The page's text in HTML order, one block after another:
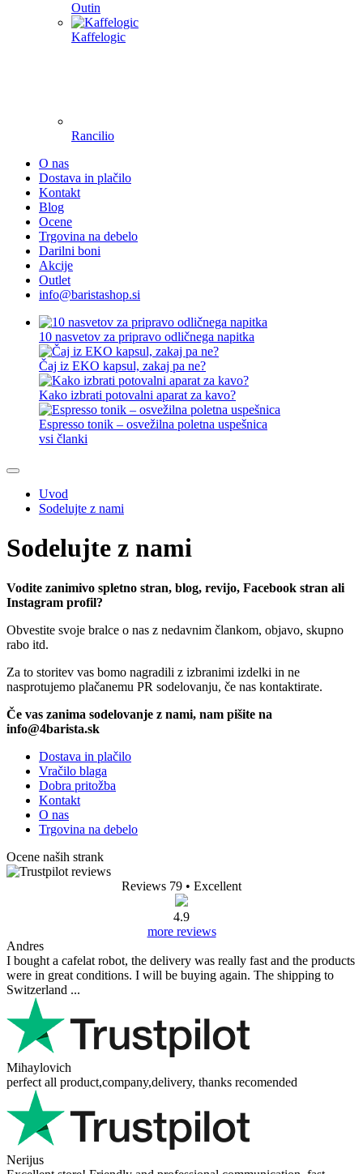
Outin
Kaffelogic
Rancilio
O nas
Dostava in plačilo
Kontakt
Blog
Ocene
Trgovina na debelo
Darilni boni
Akcije
Outlet
info@baristashop.si
10 nasvetov za pripravo odličnega napitka
Čaj iz EKO kapsul, zakaj pa ne?
Kako izbrati potovalni aparat za kavo?
Espresso tonik – osvežilna poletna uspešnica
vsi članki
Uvod
Sodelujte z nami
Sodelujte z nami
Vodite zanimivo spletno stran, blog, revijo, Facebook stran ali
Instagram profil?
Obvestite svoje bralce o nas z nedavnim člankom, objavo, skupno
rabo itd.
Za to storitev vas bomo nagradili z izbranimi izdelki in ne
nasprotujemo plačanemu PR sodelovanju, če nas kontaktirate.
Če vas zanima sodelovanje z nami, nam pišite na
info@4barista.sk
Dostava in plačilo
Vračilo blaga
Dobra pritožba
Kontakt
O nas
Trgovina na debelo
Ocene naših strank
Reviews 79 • Excellent
4.9
more reviews
Andres
I bought a cafelat robot, the delivery was really fast and the products
were in great conditions. I will be buying again. The shipping to
Switzerland ...
Mihaylovich
perfect all product,company,delivery, thanks recomended
Nerijus